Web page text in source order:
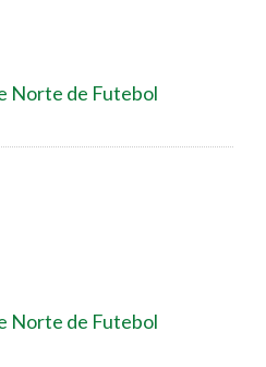
Norte de Futebol
Norte de Futebol